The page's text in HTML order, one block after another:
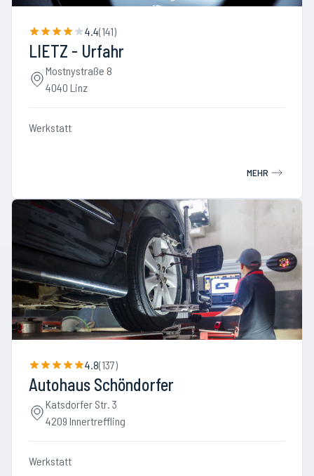
4.4(141)
LIETZ - Urfahr
Mostnystraße 8
4040 Linz
Werkstatt
MEHR
4.8(137)
Autohaus Schöndorfer
Katsdorfer Str. 3
4209 Innertreffling
Werkstatt